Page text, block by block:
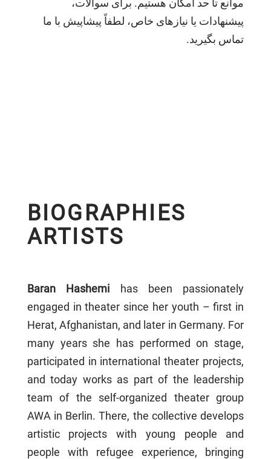
موانع تا حد امکان هستیم. برای سوالات،
پیشنهادات یا نیازهای خاص، لطفاً پیشاپیش با ما
تماس بگیرید.
BIOGRAPHIES
ARTISTS
Baran Hashemi has been passionately
engaged in theater since her youth – first in
Herat, Afghanistan, and later in Germany. For
many years she has performed on stage,
participated in international theater projects,
and today works as part of the leadership
team of the self-organized theater group
AWA in Berlin. There, the collective develops
artistic projects with young people and
people with refugee experience, bringing